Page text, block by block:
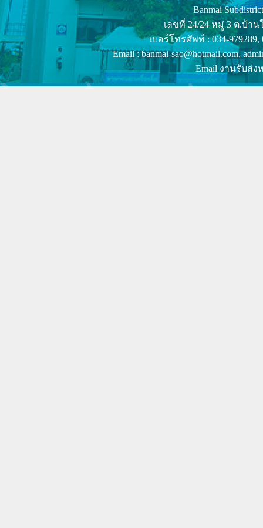
Banmai
เลขที่ 24/24 หมู่ 3 ต.บ้า
เบอร์โทรศัพท์ : 034-979289,
Email : banmai-sao@hotmail.com,
Email งานรับส่ง